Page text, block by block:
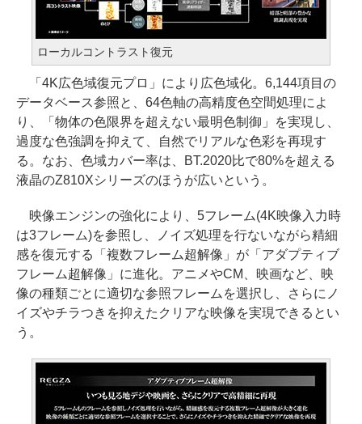
ローカルコントラスト復元
「4K広色域復元プロ」により広色域化。6,144項目の
データベース参照と、64色軸の高精度色空間処理によ
り、「物体の色限界を超えない最明色制御」を実現し、
過度な色強調を抑えて、自然でリアルな色彩を再現す
る。なお、色域カバー率は、BT.2020比で80%を超える
液晶のZ810Xシリーズのほうが広いという。
映像エンジンの強化により、5フレーム(4K映像入力時
は3フレーム)を参照し、ノイズ処理を行ないながら精細
感を復元する「複数フレーム超解像」が「アダプティブ
フレーム超解像」に進化。アニメやCM、映画など、映
像の種類ごとに適切な参照フレームを選択し、さらにノ
イズやチラつきを抑えたクリアな映像を実現できるとい
う。